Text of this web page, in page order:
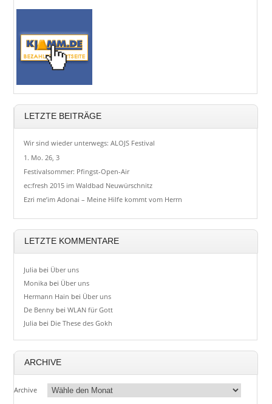
LETZTE BEITRÄGE
Wir sind wieder unterwegs: ALOJS Festival
1. Mo. 26, 3
Festivalsommer: Pfingst-Open-Air
ec:fresh 2015 im Waldbad Neuwürschnitz
Ezri me’im Adonai – Meine Hilfe kommt vom Herrn
LETZTE KOMMENTARE
Julia bei Über uns
Monika bei Über uns
Hermann Hain bei Über uns
De Benny beiWLAN für Gott
Julia bei Die These des Gokh
ARCHIVE
Archive